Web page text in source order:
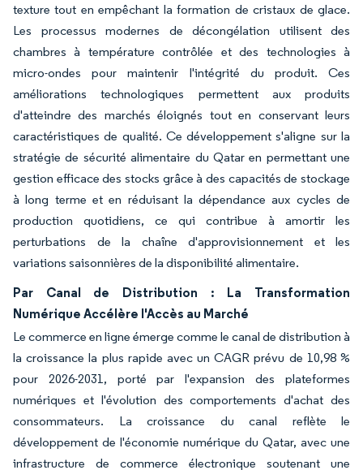
texture tout en empêchant la formation de cristaux de glace.
Les processus modernes de décongélation utilisent des
chambres à température contrôlée et des technologies à
micro-ondes pour maintenir l'intégrité du produit. Ces
améliorations technologiques permettent aux produits
d'atteindre des marchés éloignés tout en conservant leurs
caractéristiques de qualité. Ce développement s'aligne sur la
stratégie de sécurité alimentaire du Qatar en permettant une
gestion efficace des stocks grâce à des capacités de stockage
à long terme et en réduisant la dépendance aux cycles de
production quotidiens, ce qui contribue à amortir les
perturbations de la chaîne d'approvisionnement et les
variations saisonnières de la disponibilité alimentaire.
Par Canal de Distribution : La Transformation
Numérique Accélère l'Accès au Marché
Le commerce en ligne émerge comme le canal de distribution à
la croissance la plus rapide avec un CAGR prévu de 10,98 %
pour 2026-2031, porté par l'expansion des plateformes
numériques et l'évolution des comportements d'achat des
consommateurs. La croissance du canal reflète le
développement de l'économie numérique du Qatar, avec une
infrastructure de commerce électronique soutenant une